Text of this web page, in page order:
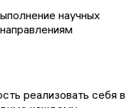
научных
реализовать себя в